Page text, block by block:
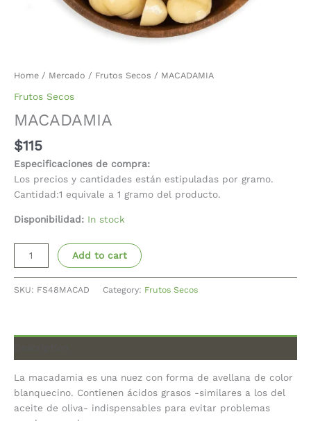
Home / Mercado / Frutos Secos / MACADAMIA
Frutos Secos
MACADAMIA
$115
Especificaciones de compra:
Los precios y cantidades están estipuladas por gramo.
Cantidad:1 equivale a 1 gramo del producto.
Disponibilidad: In stock
Add to cart
SKU: FS48MACAD Category: Frutos Secos
La macadamia es una nuez con forma de avellana de color
blanquecino. Contienen ácidos grasos -similares a los del
aceite de oliva- indispensables para evitar problemas